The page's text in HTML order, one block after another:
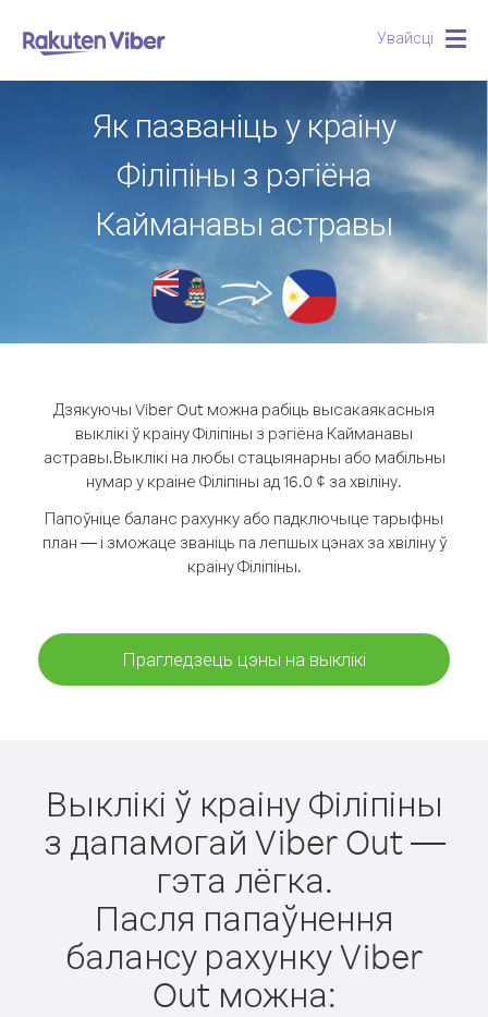
Увайсці
Як пазваніць у краіну
Філіпіны з рэгіёна
Кайманавы астравы
Дзякуючы Viber Out можна рабіць высакаякасныя
выклікі ў краіну Філіпіны з рэгіёна Кайманавы
астравы.Выклікі на любы стацыянарны або мабільны
нумар у краіне Філіпіны ад 16.0 ¢ за хвіліну.
Папоўніце баланс рахунку або падключыце тарыфны
план — і зможаце званіць па лепшых цэнах за хвіліну ў
краіну Філіпіны.
Прагледзець цэны на выклікі
Выклікі ў краіну Філіпіны
з дапамогай Viber Out —
гэта лёгка.
Пасля папаўнення
балансу рахунку Viber
Out можна: